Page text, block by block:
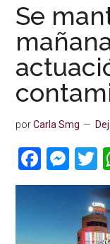
Se
porCarla Smg